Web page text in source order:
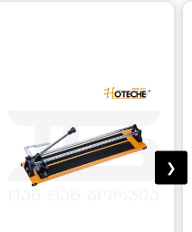
❯